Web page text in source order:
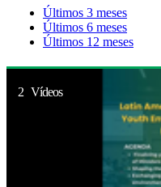
Últimos 3 meses
Últimos 6 meses
Últimos 12 meses
2 Vídeos